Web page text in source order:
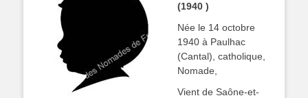
(1940 )
Née le 14 octobre
1940 à Paulhac
(Cantal), catholique,
Nomade,
Vient de Saône-et-